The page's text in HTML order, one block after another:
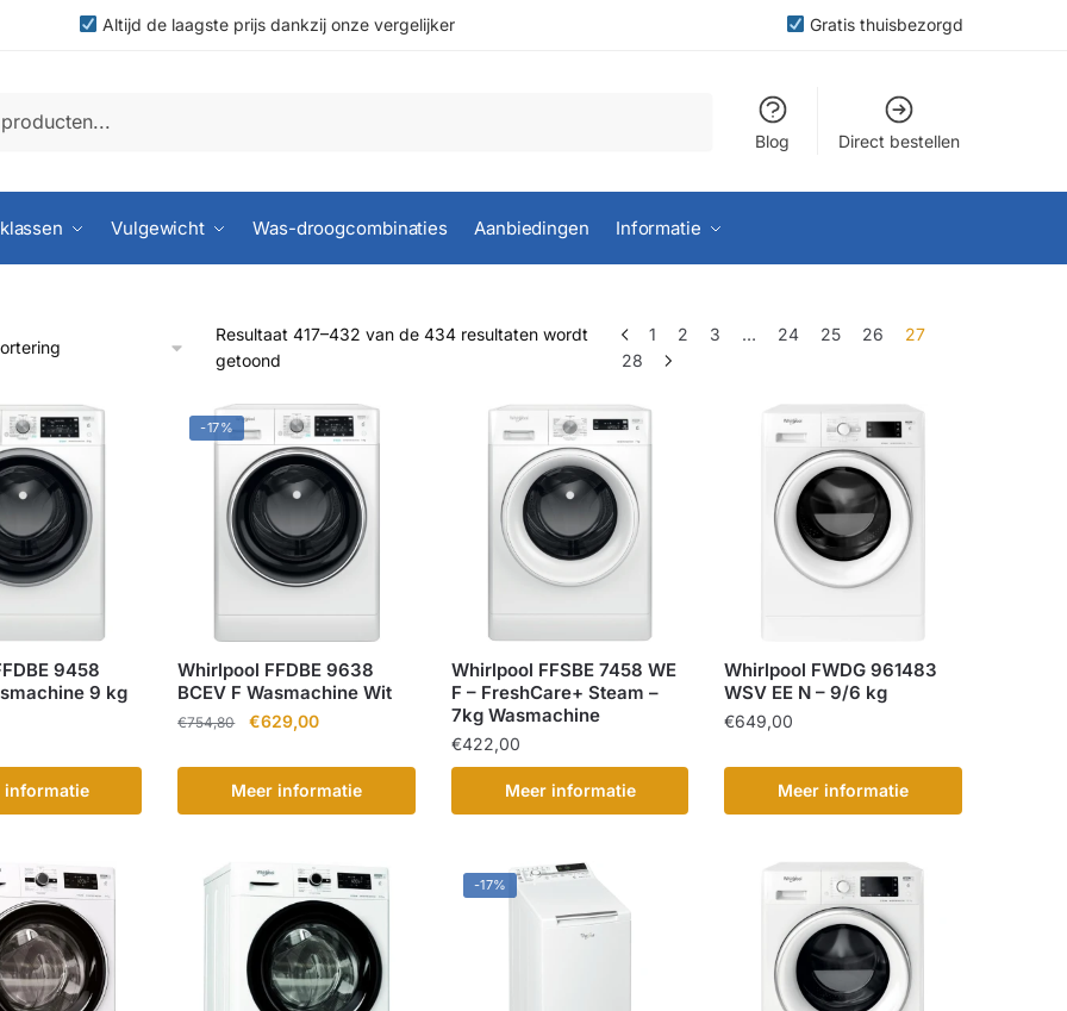
Altijd de laagste prijs dankzij onze vergelijker Gratis thuisbezorgd
Blog Direct bestellen
Vulgewicht Was-droogcombinaties Aanbiedingen Informatie
Resultaat 417–432 van de 434 resultaten wordt
getoond
1 2 3 … 24 25 26
27
28
9458
9 kg
informatie
-17%
Whirlpool FFDBE 9638
BCEV F Wasmachine Wit
€754,80
Oorspronkelijke
was:
€754,80.
€629,00Huidige
is:
€629,00.
Meer informatie
Whirlpool FFSBE 7458 WE
F – FreshCare+ Steam –
7kg Wasmachine
€422,00
Meer informatie
Whirlpool FWDG 961483
WSV EE N – 9/6 kg
€649,00
Meer informatie
-17%